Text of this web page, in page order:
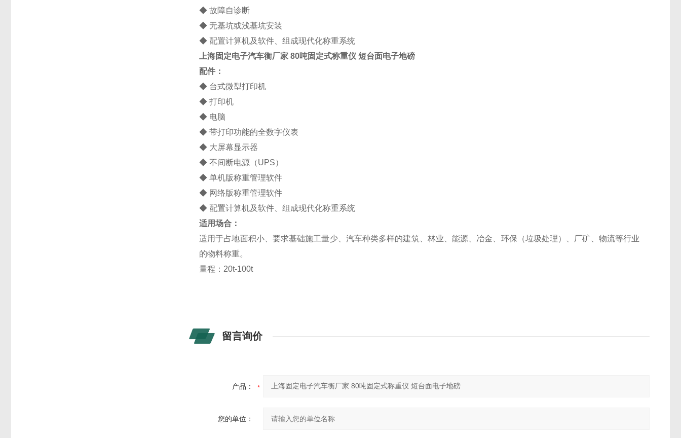
◆ 故障自诊断
◆ 无基坑或浅基坑安装
◆ 配置计算机及软件、组成现代化称重系统
上海固定电子汽车衡厂家 80吨固定式称重仪 短台面电子地磅
配件：
◆ 台式微型打印机
◆ 打印机
◆ 电脑
◆ 带打印功能的全数字仪表
◆ 大屏幕显示器
◆ 不间断电源（UPS）
◆ 单机版称重管理软件
◆ 网络版称重管理软件
◆ 配置计算机及软件、组成现代化称重系统
适用场合：
适用于占地面积小、要求基础施工量少、汽车种类多样的建筑、林业、能源、冶金、环保（垃圾处理）、厂矿、物流等行业
的物料称重。
量程：20t-100t
留言询价
产品：
您的单位：